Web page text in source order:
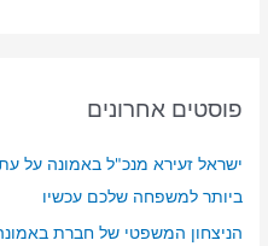
פוסטים אחרונים
ישראל זעירא מנכ"ל באמונה על
ביותר למשפחה שלכם עכשיו
הניצחון המשפטי של חברת